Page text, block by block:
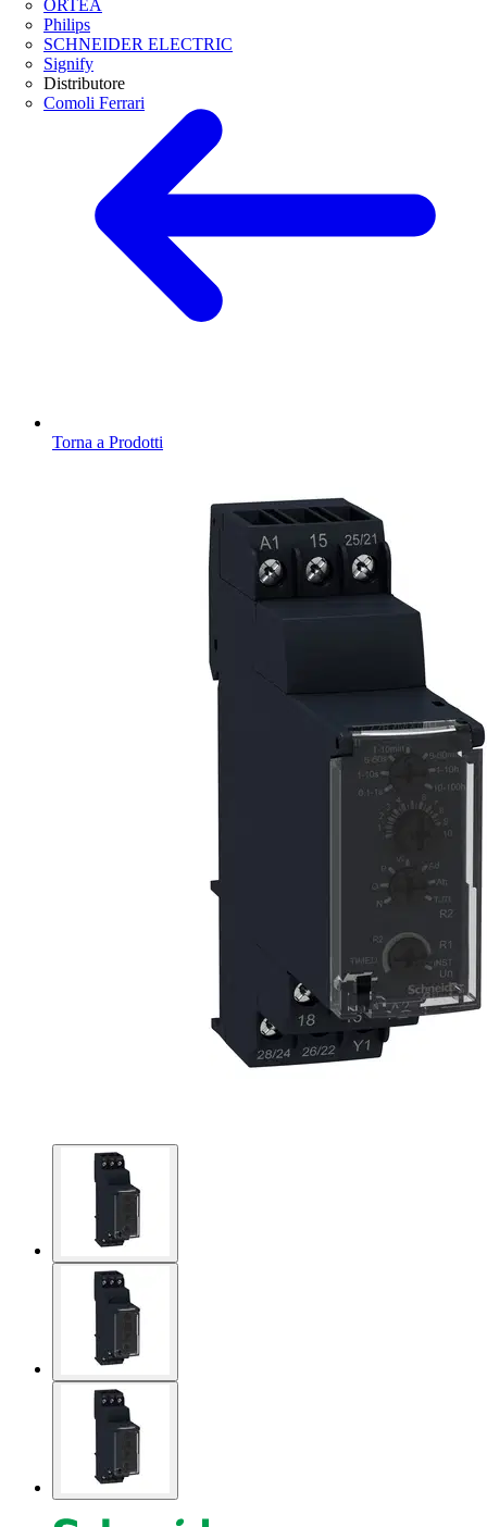
ORTEA
Philips
SCHNEIDER ELECTRIC
Signify
Distributore
Comoli Ferrari
Torna a Prodotti